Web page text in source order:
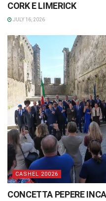
CORK E LIMERICK
JULY 16, 2026
CASHEL 20026
CONCETTA PEPERE